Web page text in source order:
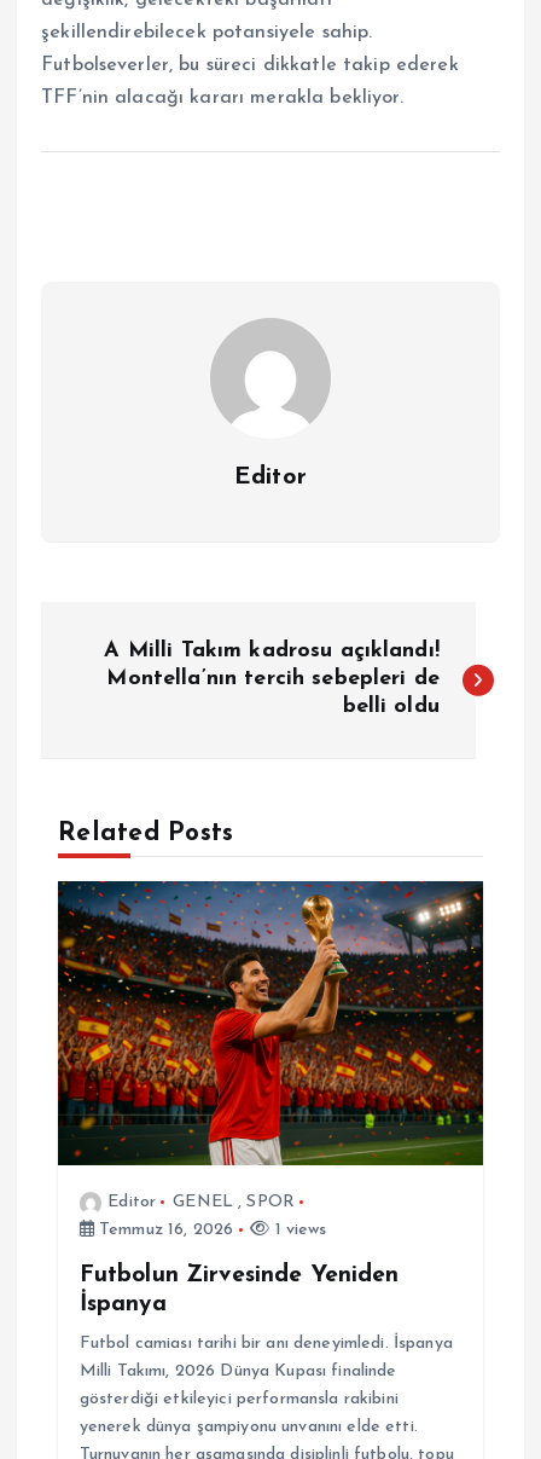
şekillendirebilecek potansiyele sahip.
Futbolseverler, bu süreci dikkatle takip ederek
TFF’nin alacağı kararı merakla bekliyor.
Editor
g
e
z
n
m
A Milli Takım kadrosu açıklandı!
Montella’nın tercih sebepleri de
belli oldu
Related Posts
Editor GENEL,SPOR
Temmuz 16, 2026
1 views
Futbolun Zirvesinde Yeniden
İspanya
Futbol camiası tarihi bir anı deneyimledi. İspanya
Milli Takımı, 2026 Dünya Kupası finalinde
gösterdiği etkileyici performansla rakibini
yenerek dünya şampiyonu unvanını elde etti.
Turnuvanın her aşamasında disiplinli futbolu, topu